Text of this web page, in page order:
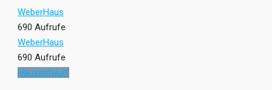
WeberHaus
690 Aufrufe
WeberHaus
690 Aufrufe
Hausentwurf